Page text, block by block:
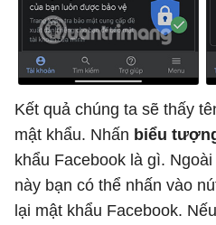
Kết quả chúng ta sẽ thấy
mật khẩu. Nhấn biểu
khẩu Facebook là gì.
này bạn có thể nhấn vào
lại mật khẩu Facebook.